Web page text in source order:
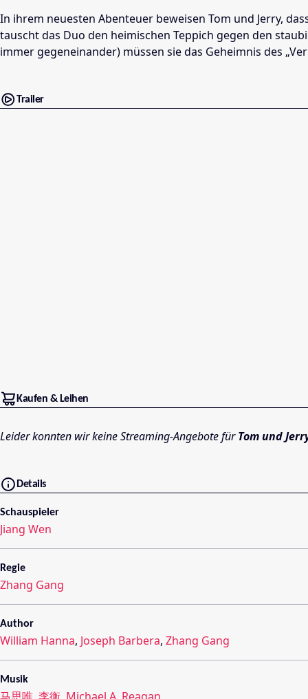
In ihrem neuesten Abenteuer beweisen Tom und Jerry,
tauscht das Duo den heimischen Teppich gegen den
immer gegeneinander) müssen sie das Geheimnis des
Trailer
Kaufen & Leihen
Leider konnten wir keine Streaming-Angebote fürTom und
Details
Schauspieler
Jiang Wen
Regie
Zhang Gang
Author
William Hanna, Joseph Barbera, Zhang Gang
Musik